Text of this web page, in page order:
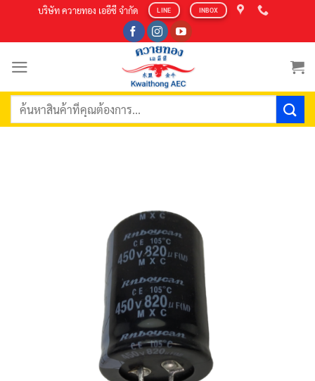
content
บริษัท ควายทอง เออีซี จำกัด LINE INBOX
ค้นหา: